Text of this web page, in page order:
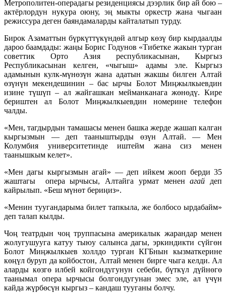
Метрополитен-операдагы резиденциясы дээрлик бир ай бою –
актёрлордун нукура оюну, эң мыкты оркестр жана чыгаан
режиссура деген баяндамаларды кайталатып турду.
Бирок Азаматтын бүркүттүкүндөй алгыр көзү бир кырдаалды
дароо баамдады: жаңы Борис Годунов «Тибетке жакын турган
советтик Орто Азия республикасынан, Кыргыз
Республикасынан келген, «чыгыш» адамы эле. Кыргыз
адамынын кулк-мүнөзүн жана адатын жакшы билген Алтай
өзүнүн мекендешинин – бас ырчы Болот Миңжылкыевдин
изине түшүп – ал жайгашкан мейманканага жөнөдү. Кире
бериштен ал Болот Миңжылкыевдин номерине телефон
чалды.
«Мен, тагдырдын тамашасы менен башка жерде жашап калган
кыргызмын — деп тааныштырды өзүн Алтай. — Мен
Колумбия университетинде иштейм жана сиз менен
таанышкым келет».
«Мен дагы кыргызмын агай» — деп ийкем жооп берди 35
жаштагы опера ырчысы, Алтайга урмат мененагай деп
кайрылып. «Беш мүнөт бериңиз».
«Менин туугандарыма билет тапкыла, же болбосо ырдабайм»
деп талап кылды.
Чоң театрдын чоң труппасына америкалык жарандар менен
жолугушууга катуу тыюу салынса дагы, эркиндикти сүйгөн
Болот Миңжылкыев холлдо турган КГБнын кызматкерине
көңүл буруп да койбостон, Алтай менен бирге чыга келди. Ал
аларды көзгө илбей койгондугунун себеби, бүткүл дүйнөгө
таанымал опера ырчысы болгондугунан эмес эле, ал үчүн
кайда жүрбөсүн кыргыз – кандаш тууганы болчу.